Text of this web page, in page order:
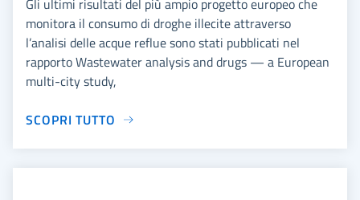
monitora il consumo di droghe illecite attraverso
l’analisi delle acque reflue sono stati pubblicati nel
rapporto Wastewater analysis and drugs — a European
multi-city study,
SCOPRI TUTTO